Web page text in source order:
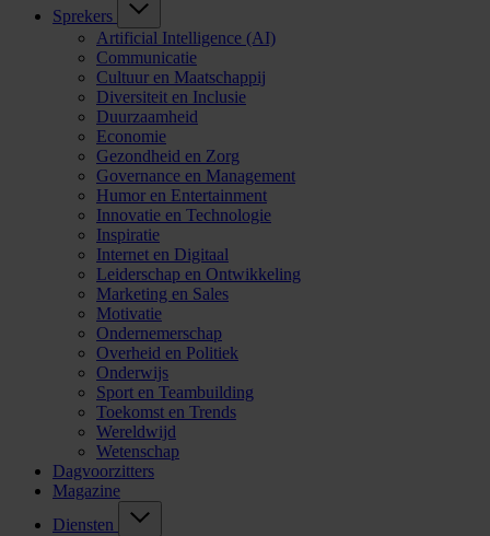
Sprekers
Artificial Intelligence (AI)
Communicatie
Cultuur en Maatschappij
Diversiteit en Inclusie
Duurzaamheid
Economie
Gezondheid en Zorg
Governance en Management
Humor en Entertainment
Innovatie en Technologie
Inspiratie
Internet en Digitaal
Leiderschap en Ontwikkeling
Marketing en Sales
Motivatie
Ondernemerschap
Overheid en Politiek
Onderwijs
Sport en Teambuilding
Toekomst en Trends
Wereldwijd
Wetenschap
Dagvoorzitters
Magazine
Diensten